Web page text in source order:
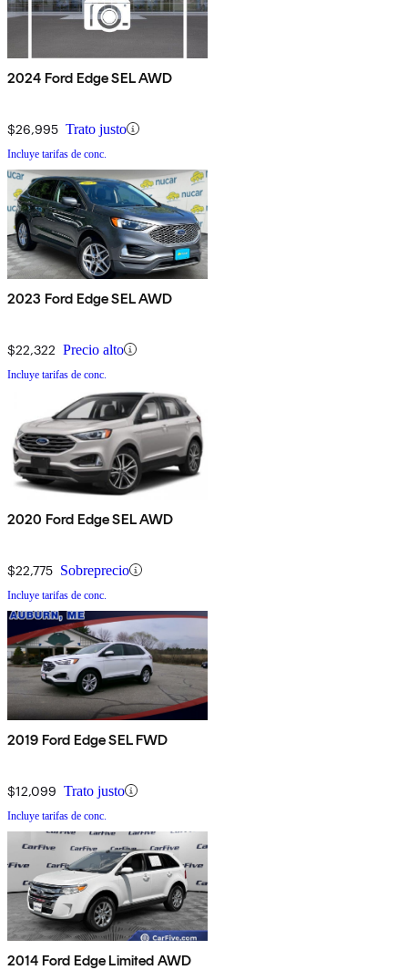
2024 Ford Edge SEL AWD
$26,995 Trato justo
Incluye tarifas de conc.
2023 Ford Edge SEL AWD
$22,322 Precio alto
Incluye tarifas de conc.
2020 Ford Edge SEL AWD
$22,775 Sobreprecio
Incluye tarifas de conc.
2019 Ford Edge SEL FWD
$12,099 Trato justo
Incluye tarifas de conc.
2014 Ford Edge Limited AWD